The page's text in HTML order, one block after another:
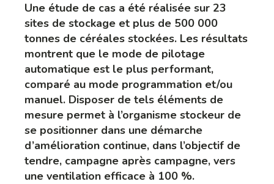
Une étude de cas a été réalisée sur 23
sites de stockage et plus de 500 000
tonnes de céréales stockées. Les résultats
montrent que le mode de pilotage
automatique est le plus performant,
comparé au mode programmation et/ou
manuel. Disposer de tels éléments de
mesure permet à l’organisme stockeur de
se positionner dans une démarche
d’amélioration continue, dans l’objectif de
tendre, campagne après campagne, vers
une ventilation efficace à 100 %.